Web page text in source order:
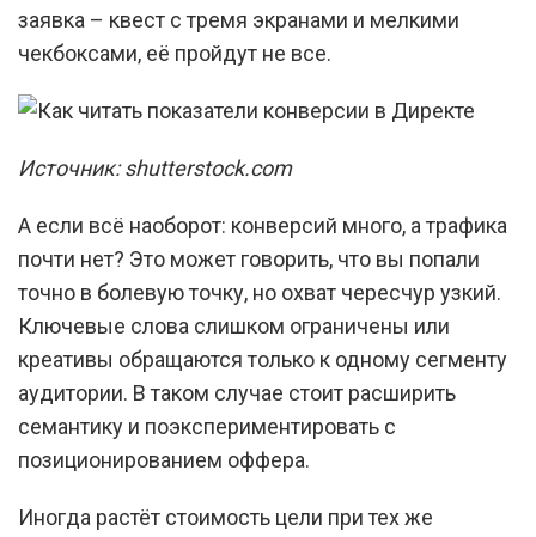
заявка – квест с тремя экранами и мелкими
чекбоксами, её пройдут не все.
Источник: shutterstock.com
А если всё наоборот: конверсий много, а трафика
почти нет? Это может говорить, что вы попали
точно в болевую точку, но охват чересчур узкий.
Ключевые слова слишком ограничены или
креативы обращаются только к одному сегменту
аудитории. В таком случае стоит расширить
семантику и поэкспериментировать с
позиционированием оффера.
Иногда растёт стоимость цели при тех же